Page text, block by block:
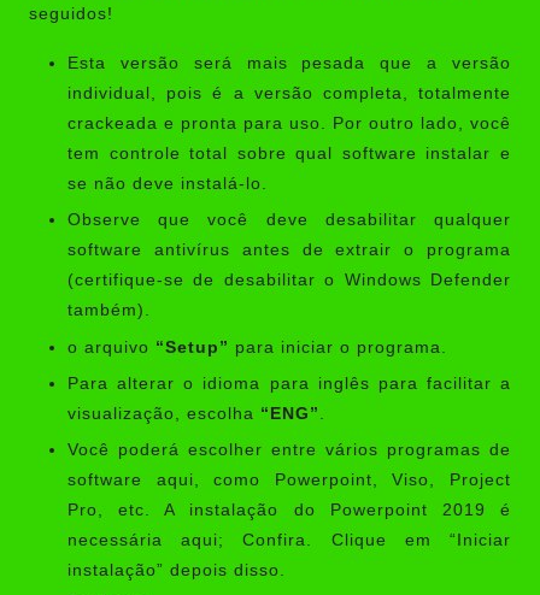
seguidos!
Esta versão será mais pesada que a versão
individual, pois é a versão completa, totalmente
crackeada e pronta para uso. Por outro lado, você
tem controle total sobre qual software instalar e
se não deve instalá-lo.
Observe que você deve desabilitar qualquer
software antivírus antes de extrair o programa
(certifique-se de desabilitar o Windows Defender
também).
o arquivo “Setup” para iniciar o programa.
Para alterar o idioma para inglês para facilitar a
visualização, escolha “ENG”
Você poderá escolher entre vários programas de
software aqui, como Powerpoint, Viso, Project
Pro, etc. A instalação do Powerpoint 2019 é
necessária aqui; Confira. Clique em “Iniciar
instalação” depois disso.